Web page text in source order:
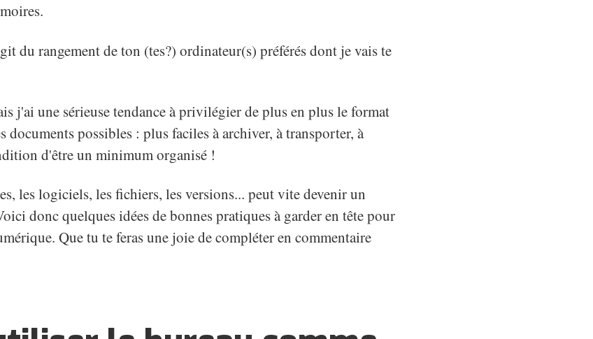
du rangement de ton (tes?) ordinateur(s) préférés dont je vais te
j'ai une sérieuse tendance à privilégier de plus en plus le format
possibles : plus faciles à archiver, à transporter, à
d'être un minimum organisé !
les logiciels, les fichiers, les versions... peut vite devenir un
donc quelques idées de bonnes pratiques à garder en tête pour
Que tu te feras une joie de compléter en commentaire